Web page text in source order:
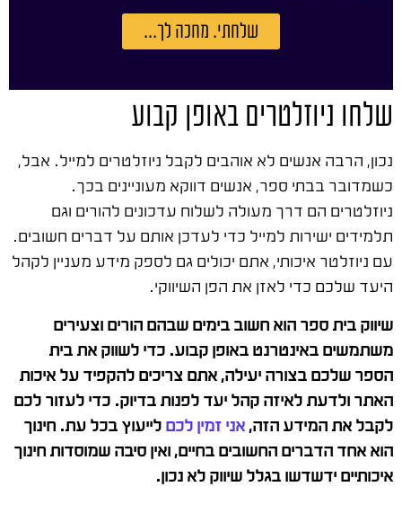
שלחתי. מחכה לך...
שלחו ניוזלטרים באופן קבוע
נכון, הרבה אנשים לא אוהבים לקבל ניוזלטרים למייל. אבל,
כשמדובר בבתי ספר, אנשים דווקא מעוניינים בכך.
ניוזלטרים הם דרך מעולה לשלוח עדכונים להורים וגם
תלמידים ישירות למייל כדי לעדכן אותם על דברים חשובים.
עם ניוזלטר איכותי, אתם יכולים גם לספק מידע מעניין לקהל
היעד שלכם כדי לאזן את הפן השיווקי.
שיווק בית ספר הוא חשוב בימים שבהם הורים וצעירים
משתמשים באינטרנט באופן קבוע. כדי לשווק את בית
הספר שלכם בצורה יעילה, אתם צריכים להקפיד על איכות
האתר ולדעת לאיזה קהל יעד לפנות בדיוק. כדי לעזור לכם
לקבל את המידע הזה,אני זמין לכםלייעוץ בכל עת. חינוך
הוא אחד הדברים החשובים בחיים, ואין סיבה שמוסדות חינוך
איכותיים ידשדשו בגלל שיווק לא נכון.